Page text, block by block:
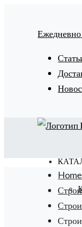
Ежедневно
Home